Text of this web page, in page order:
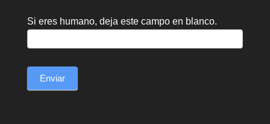
Si eres humano, deja este campo en blanco.
Enviar